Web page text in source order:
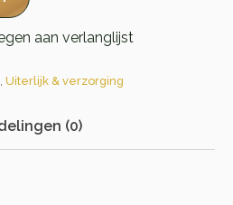
aan verlanglijst
, Uiterlijk & verzorging
(0)